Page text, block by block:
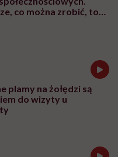
co można zrobić, to
plamy na żołędzi są
do wizyty u